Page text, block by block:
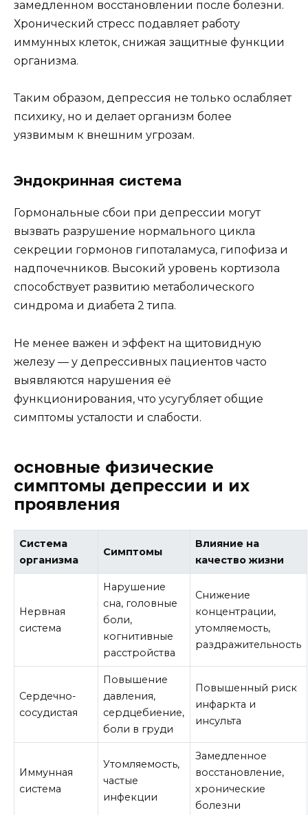
замедленном восстановлении после болезни.
Хронический стресс подавляет работу
иммунных клеток, снижая защитные функции
организма.
Таким образом, депрессия не только ослабляет
психику, но и делает организм более
уязвимым к внешним угрозам.
Эндокринная система
Гормональные сбои при депрессии могут
вызвать разрушение нормального цикла
секреции гормонов гипоталамуса, гипофиза и
надпочечников. Высокий уровень кортизола
способствует развитию метаболического
синдрома и диабета 2 типа.
Не менее важен и эффект на щитовидную
железу — у депрессивных пациентов часто
выявляются нарушения её
функционирования, что усугубляет общие
симптомы усталости и слабости.
основные физические
симптомы депрессии и их
проявления
Система
организма
Симптомы
Влияние на
качество жизни
Нервная
система
Нарушение
сна, головные
боли,
когнитивные
расстройства
Снижение
концентрации,
утомляемость,
раздражительность
Сердечно-
сосудистая
Повышение
давления,
сердцебиение,
боли в груди
Повышенный риск
инфаркта и
инсульта
Иммунная
система
Утомляемость,
частые
инфекции
Замедленное
восстановление,
хронические
болезни